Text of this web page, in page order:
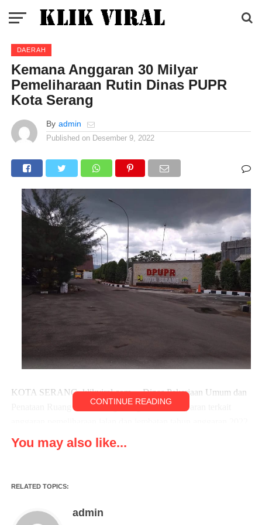
DAERAH
Kemana Anggaran 30 Milyar
Pemeliharaan Rutin Dinas PUPR
Kota Serang
By admin
Published on Desember 9, 2022
KOTA SERANG, klikviral.com – Dinas Pekerjaan Umum dan
Penataan Ruang kota Serang diduga tidak transparan terkait
Hal tersebut terlihat dari beberapa proyek pemeliharaan Jalan
dan Jembatan yang hingga saat ini masih berjalan di kota Serang
adanya keterbukaan terkait penggunaan anggaran pemeliharaan
jalan dan jembatan yang di danai oleh APBD Kota Serang dan
pencapaian kinerja yang sudah dilakukan oleh dinas PUPR Kota
CONTINUE READING
You may also like...
RELATED TOPICS:
admin